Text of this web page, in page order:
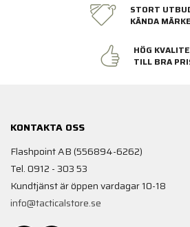
STORT
KÄNDA
HÖG
TILL BRA
KONTAKTA OSS
Flashpoint AB (556894-6262)
Tel. 0912 - 303 53
Kundtjänst är öppen vardagar 10-18
info@tacticalstore.se